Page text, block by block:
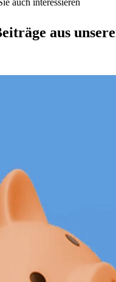
auch interessieren
aus